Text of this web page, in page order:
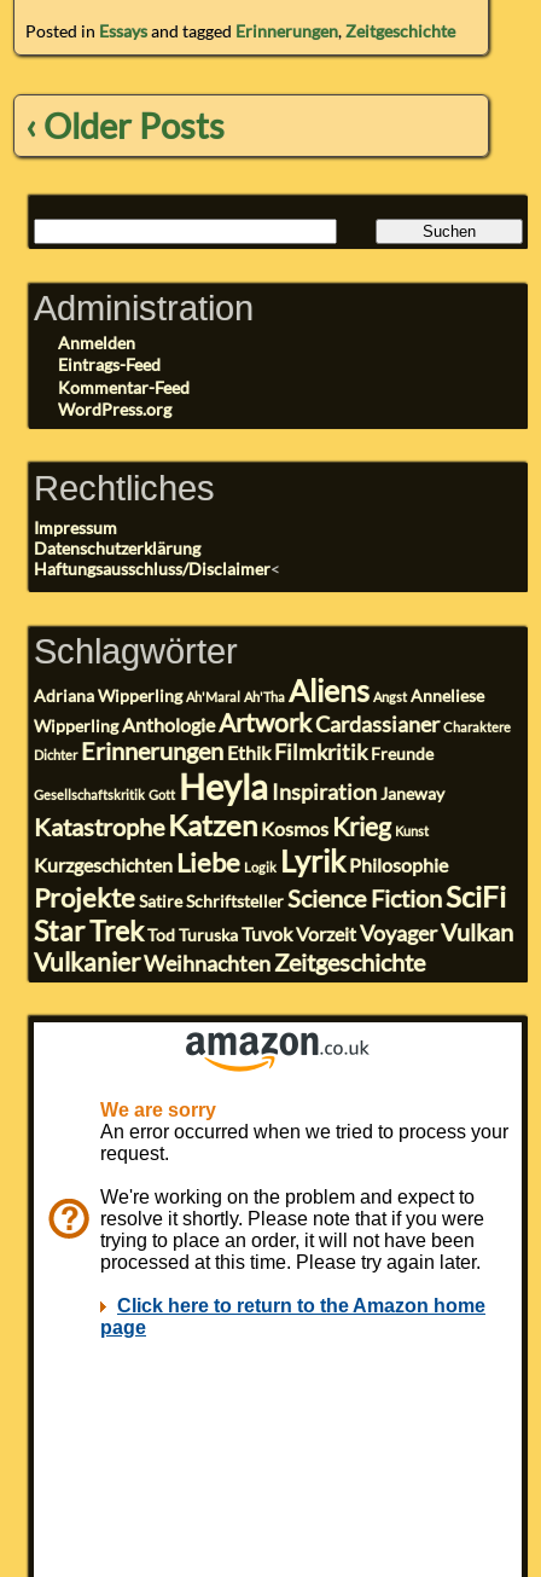
Posted in Essaysand tagged Erinnerungen,Zeitgeschichte
‹ Older Posts
Administration
Anmelden
Eintrags-Feed
Kommentar-Feed
WordPress.org
Rechtliches
Impressum
Datenschutzerklärung
Haftungsausschluss/Disclaimer<
Schlagwörter
Adriana Wipperling Ah'Maral Ah'Tha Aliens Angst Anneliese
WipperlingAnthologieArtworkCardassianer Charaktere
Dichter Erinnerungen EthikFilmkritik Freunde
Gesellschaftskritik Gott HeylaInspiration Janeway
Katastrophe Katzen Kosmos Krieg Kunst
Kurzgeschichten Liebe Logik LyrikPhilosophie
Projekte SatireSchriftsteller Science FictionSciFi
Star TrekTod Turuska TuvokVorzeitVoyagerVulkan
VulkanierWeihnachtenZeitgeschichte